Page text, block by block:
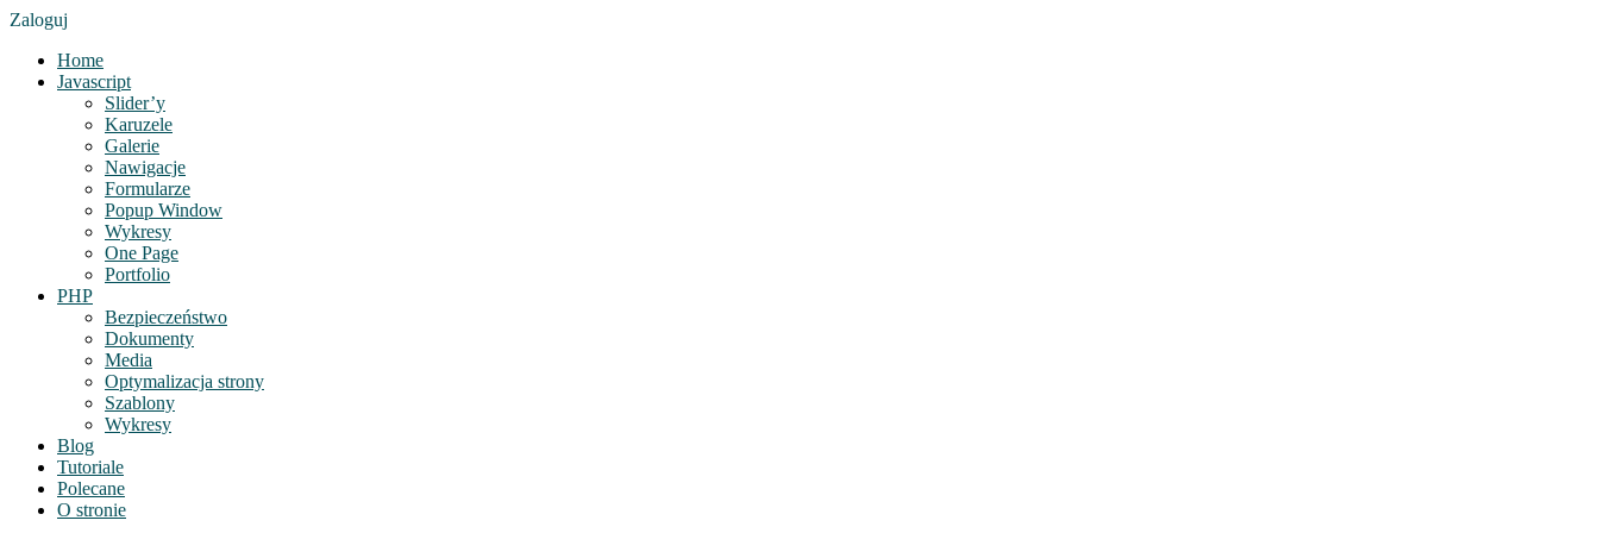
Zaloguj
Home
Javascript
Slider’y
Karuzele
Galerie
Nawigacje
Formularze
Popup Window
Wykresy
One Page
Portfolio
PHP
Bezpieczeństwo
Dokumenty
Media
Optymalizacja strony
Szablony
Wykresy
Blog
Tutoriale
Polecane
O stronie